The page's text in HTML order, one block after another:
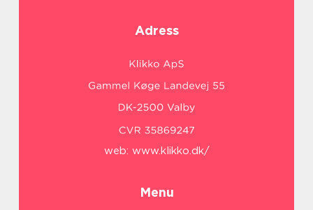
Adress
web: www.klikko.dk/
Menu